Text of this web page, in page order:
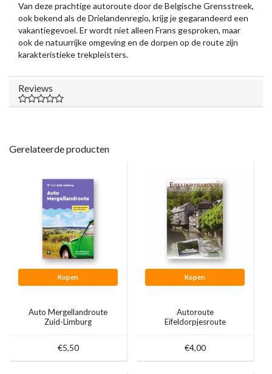
Van deze prachtige autoroute door de Belgische Grensstreek,
ook bekend als de Drielandenregio, krijg je gegarandeerd een
vakantiegevoel. Er wordt niet alleen Frans gesproken, maar
ook de natuurrijke omgeving en de dorpen op de route zijn
karakteristieke trekpleisters.
Reviews
Gerelateerde producten
Kopen
Auto Mergellandroute
Zuid-Limburg
€5,50
Kopen
Autoroute
Eifeldorpjesroute
€4,00